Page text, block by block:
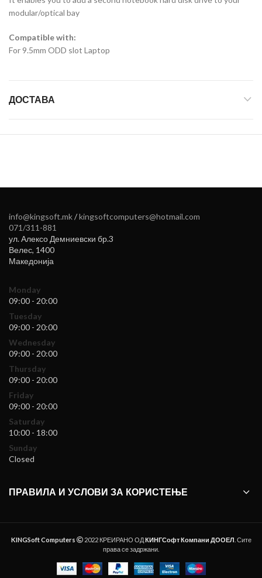
modular/optical bay
Compatible with:
For 9.5mm ODD slot Laptop
ДОСТАВА
info@kingsoft.mk/kingsoftcomputers@hotmail.com
071/311-881
ул. Алексо Демниевски бр.3
Велес, 1400
Македонија
Monday
09:00 - 20:00
Tuesday
09:00 - 20:00
Wednesday
09:00 - 20:00
Thursday
09:00 - 20:00
Friday
09:00 - 20:00
Saturday
10:00 - 18:00
Sunday
Closed
ПРАВИЛА И УСЛОВИ ЗА КОРИСТЕЊЕ
KINGSoft Computers 2022 КРЕИРАНО ОДКИНГСофт Компани ДООЕЛ . Сите
права се задржани.